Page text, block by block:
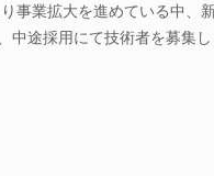
事業拡大を進めている中、
途採用にて技術者を募集し